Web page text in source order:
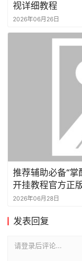
视详细教程
2026年06月26日
推荐辅助必备“掌
开挂教程官方正
2026年06月28日
发表回复
请登录后评论...